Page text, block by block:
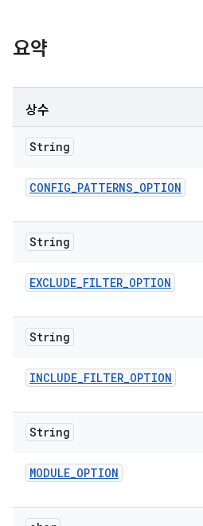
요약
상수
String
CONFIG_PATTERNS_OPTION
String
EXCLUDE_FILTER_OPTION
String
INCLUDE_FILTER_OPTION
String
MODULE_OPTION